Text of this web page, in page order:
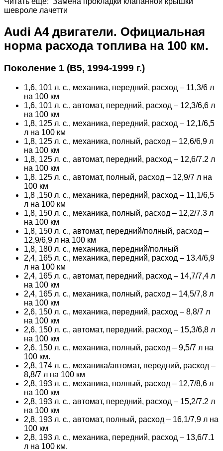
шевроле лачетти
Audi A4 двигатели. Официальная
норма расхода топлива на 100 км.
Поколение 1 (В5, 1994-1999 г.)
1,6, 101 л. с., механика, передний, расход – 11,3/6 л
на 100 км
1,6, 101 л. с., автомат, передний, расход – 12,3/6,6 л
на 100 км
1,8, 125 л. с., механика, передний, расход – 12,1/6,5
л на 100 км
1,8, 125 л. с., механика, полный, расход – 12,6/6,9 л
на 100 км
1,8, 125 л. с., автомат, передний, расход – 12,6/7.2 л
на 100 км
1,8. 125 л. с., автомат, полный, расход – 12,9/7 л на
100 км
1,8 ,150 л. с., механика, передний, расход – 11,1/6,5
л на 100 км
1,8, 150 л. с., механика, полный, расход – 12,2/7.3 л
на 100 км
1,8, 150 л. с., автомат, передний/полный, расход –
12,9/6,9 л на 100 км
1,8, 180 л. с., механика, передний/полный
2,4, 165 л. с., механика, передний, расход – 13.4/6,9
л на 100 км
2,4, 165 л. с., автомат, передний, расход – 14,7/7,4 л
на 100 км
2,4, 165 л. с., механика, полный, расход – 14,5/7,8 л
на 100 км
2,6, 150 л. с., механика, передний, расход – 8,8/7 л
на 100 км
2,6, 150 л. с., автомат, передний, расход – 15,3/6,8 л
на 100 км
2,6, 150 л. с., механика, полный, расход – 9,5/7 л на
100 км.
2,8, 174 л. с., механика/автомат, передний, расход –
8,8/7 л на 100 км
2,8, 193 л. с., механика, полный, расход – 12,7/8,6 л
на 100 км
2,8, 193 л. с., автомат, передний, расход – 15,2/7.2 л
на 100 км
2,8, 193 л. с., автомат, полный, расход – 16,1/7,9 л на
100 км
2,8, 193 л. с., механика, передний, расход – 13,6/7.1
л на 100 км.